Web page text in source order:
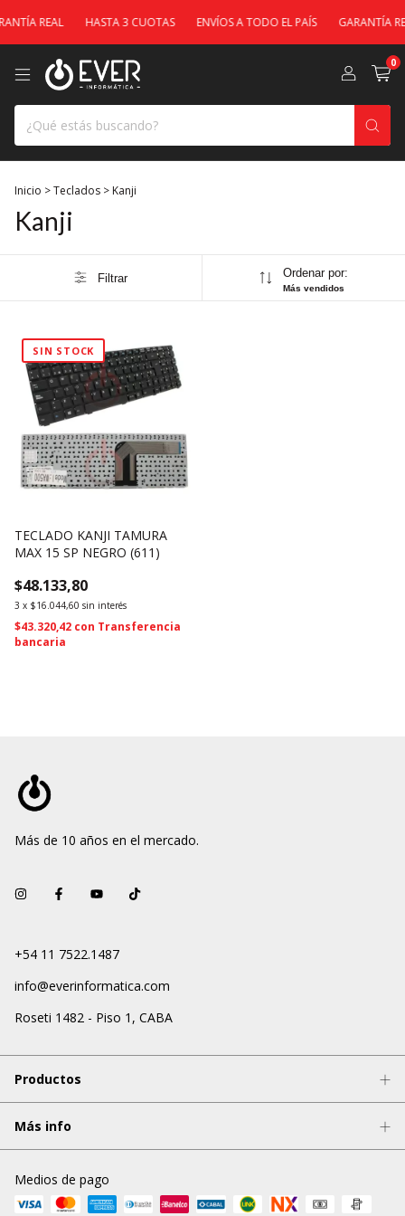
REAL HASTA 3 CUOTAS ENVÍOS A TODO EL PAÍS GARANTÍA
0
Inicio >Teclados > Kanji
Kanji
Filtrar Ordenar por:
Más vendidos
SIN STOCK
TECLADO KANJI TAMURA
MAX 15 SP NEGRO (611)
$48.133,80
3 x $16.044,60 sin interés
$43.320,42 con Transferencia
bancaria
Más de 10 años en el mercado.
+54 11 7522.1487
info@everinformatica.com
Roseti 1482 - Piso 1, CABA
Productos
Más info
Medios de pago